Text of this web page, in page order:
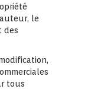
le
des
tous